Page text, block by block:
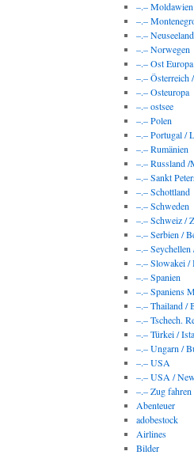
–.– Moldawien
–.–
–.– Neuseeland
–.– Norwegen
–.– Ost Europa
–.– Österreich
–.– Osteuropa
–.– ostsee
–.– Polen
–.– Portugal /
–.– Rumänien
–.– Russland /
–.– Sankt
–.– Schottland
–.– Schweden
–.– Schweiz /
–.– Serbien /
–.–
–.– Slowakei /
–.– Spanien
–.– Spaniens
–.– Thailand /
–.– Tschech.
–.– Türkei /
–.– Ungarn /
–.– USA
–.– USA /
–.– Zug fahren
Abenteuer
adobestock
Airlines
Bilder